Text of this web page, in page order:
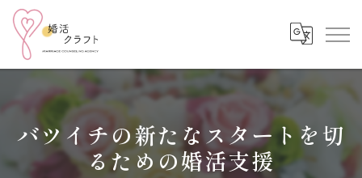
バツイチの新たなスタートを切
るための婚活支援